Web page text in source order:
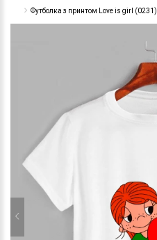
Футболка з принтом Love is girl (0231)